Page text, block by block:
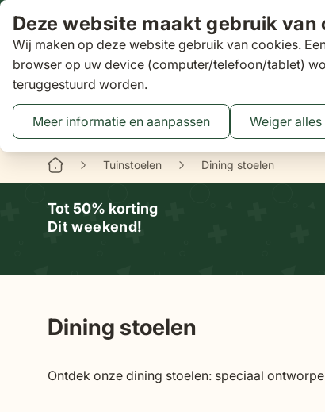
Deze website maakt gebruik van
Wij maken op deze website gebruik van cookies.
browser op uw device (computer/telefoon/tablet)
teruggestuurd worden.
Meer informatie en aanpassen Weiger alles
Ga naar de inhoud
Zoeken
AanbiedingenTuinsets
Toggle submenu for
Toggle
Binnen 3 dagengratis bezorgd 16 XXL Experience
Tuinstoelen Dining stoelen
Tot 50% korting
Dit weekend!
Dining stoelen
Ontdek onze dining stoelen: speciaal